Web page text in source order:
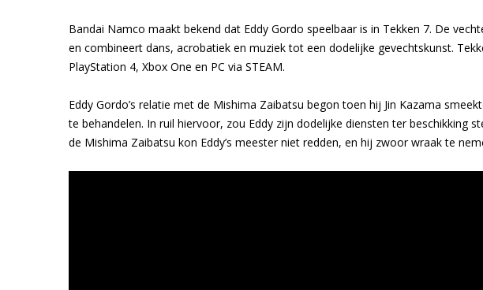
Bandai Namco maakt bekend dat Eddy Gordo speelbaar is in Tekken 7. De
en combineert dans, acrobatiek en muziek tot een dodelijke gevechtskunst.
PlayStation 4, Xbox One en PC via STEAM.
Eddy Gordo’s relatie met de Mishima Zaibatsu begon toen hij Jin Kazama
te behandelen. In ruil hiervoor, zou Eddy zijn dodelijke diensten ter beschikking
de Mishima Zaibatsu kon Eddy’s meester niet redden, en hij zwoor wraak te